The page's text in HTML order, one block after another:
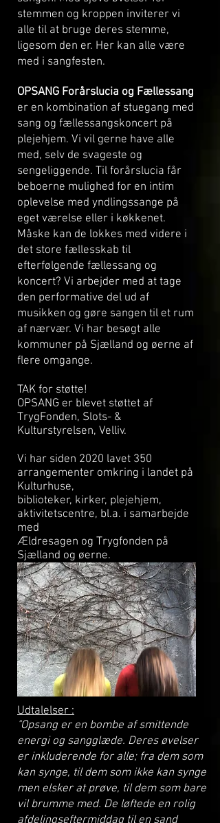
stemmen og kroppen inviterer vi
alle til at bruge deres stemme,
ligesom den er. Her kan alle være
med i sangfesten.
OPSANG Forårslucia og Fællessang
er en kombination af stuegang med
sang og fællessangskoncert på
plejehjem. Vi vil gerne have alle
med, selv de svageste og
sengeliggende. Til forårslucia får
beboerne mulighed for en intim
oplevelse med yndlingssange på
eget værelse eller i køkkenet.
Måske kan de lokkes med videre i
det store fællesskab til
efterfølgende fællessang og
koncert? Vi arbejder med at tage
den performative del ud af
musikken og gøre sangen til et rum
af nærvær. Vi har besøgt alle
kommuner på Sjælland og øerne af
flere omgange.
TAK for støtte!
OPSANG er blevet støttet af
TrygFonden, Slots- &
Kulturstyrelsen, Velliv.
Vi har siden 2020 lavet 350
arrangementer omkring i landet på
Kulturhuse,
biblioteker, kirker, plejehjem,
aktivitetscentre, bl.a. i samarbejde
med
Ældresagen og Trygfonden på
Sjælland og øerne.
Udtalelser :
"Opsang er en bombe af smittende
energi og sangglæde. Deres øvelser
er inkluderende for alle; fra dem som
kan synge, til dem som ikke kan synge
men elsker at prøve, til dem som bare
vil brumme med. De løftede en rolig
afdelingseftermiddag til en sand